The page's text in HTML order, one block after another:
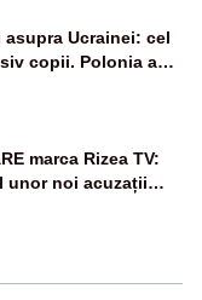
Ucrainei: cel
copii. Polonia a
marca Rizea TV:
unor noi acuzații